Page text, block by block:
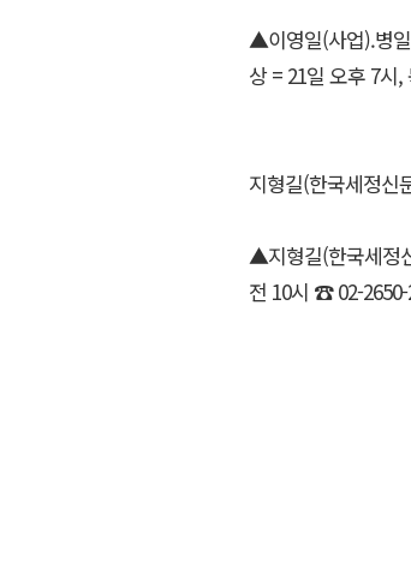
▲이영일(사업).병
상 = 21일 오후 7시
지형길(한국세정신
▲지형길(한국세정
전 10시 ☎ 02-2650-